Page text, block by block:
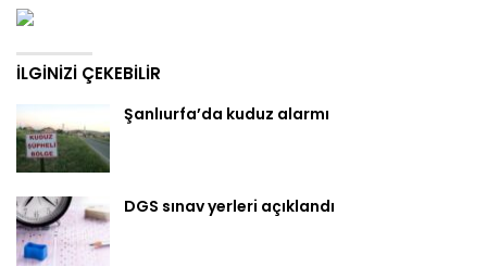
İLGINIZI ÇEKEBILIR
Şanlıurfa’da kuduz alarmı
DGS sınav yerleri açıklandı